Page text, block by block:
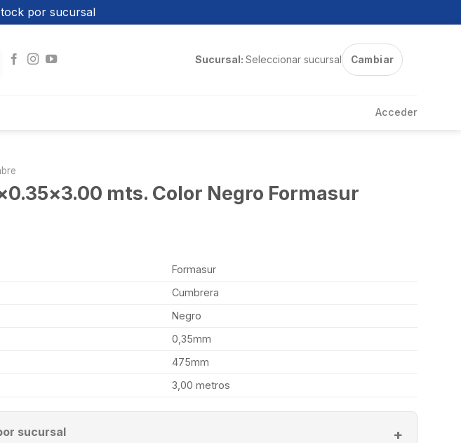
por sucursal
Sucursal: Seleccionar sucursal Cambiar
Acceder
mts. Color Negro Formasur
Formasur
Cumbrera
Negro
0,35mm
475mm
3,00 metros
sucursal